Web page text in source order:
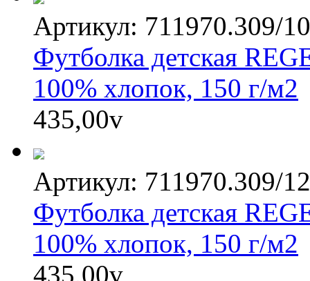
Артикул: 711970.309/
Футболка детская
100% хлопок, 150 г/м2
435,00v
Артикул: 711970.309/
Футболка детская
100% хлопок, 150 г/м2
435,00v